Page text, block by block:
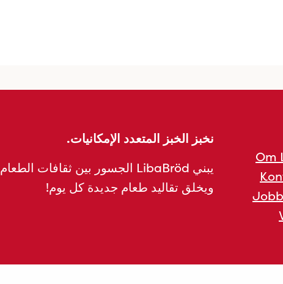
Om
نخبز الخبز المتعدد الإمكانيات.
يبني LibaBröd الجسور بين ثقافات الطعام
ويخلق تقاليد طعام جديدة كل يوم!